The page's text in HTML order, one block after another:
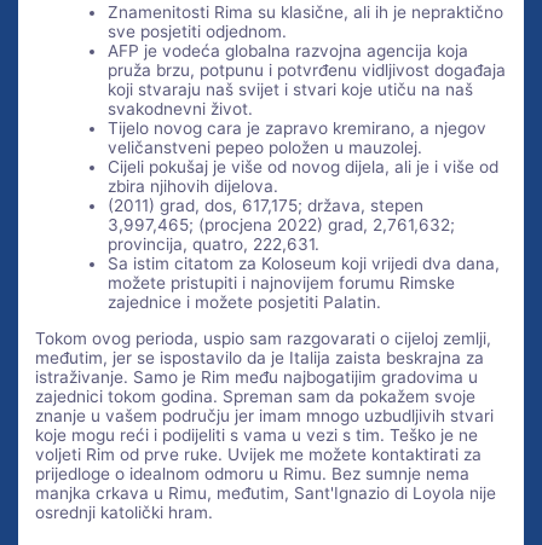
Znamenitosti Rima su klasične, ali ih je nepraktično
sve posjetiti odjednom.
AFP je vodeća globalna razvojna agencija koja
pruža brzu, potpunu i potvrđenu vidljivost događaja
koji stvaraju naš svijet i stvari koje utiču na naš
svakodnevni život.
Tijelo novog cara je zapravo kremirano, a njegov
veličanstveni pepeo položen u mauzolej.
Cijeli pokušaj je više od novog dijela, ali je i više od
zbira njihovih dijelova.
(2011) grad, dos, 617,175; država, stepen
3,997,465; (procjena 2022) grad, 2,761,632;
provincija, quatro, 222,631.
Sa istim citatom za Koloseum koji vrijedi dva dana,
možete pristupiti i najnovijem forumu Rimske
zajednice i možete posjetiti Palatin.
Tokom ovog perioda, uspio sam razgovarati o cijeloj zemlji,
međutim, jer se ispostavilo da je Italija zaista beskrajna za
istraživanje. Samo je Rim među najbogatijim gradovima u
zajednici tokom godina. Spreman sam da pokažem svoje
znanje u vašem području jer imam mnogo uzbudljivih stvari
koje mogu reći i podijeliti s vama u vezi s tim. Teško je ne
voljeti Rim od prve ruke. Uvijek me možete kontaktirati za
prijedloge o idealnom odmoru u Rimu. Bez sumnje nema
manjka crkava u Rimu, međutim, Sant'Ignazio di Loyola nije
osrednji katolički hram.